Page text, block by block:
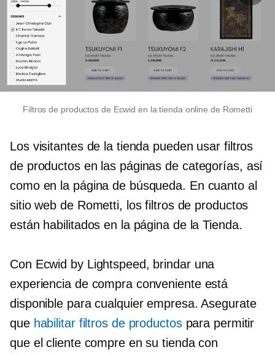
Filtros de productos de Ecwid en la tienda online de Rometti
Los visitantes de la tienda pueden usar filtros
de productos en las páginas de categorías, así
como en la página de búsqueda. En cuanto al
sitio web de Rometti, los filtros de productos
están habilitados en la página de la Tienda.
Con Ecwid by Lightspeed, brindar una
experiencia de compra conveniente está
disponible para cualquier empresa. Asegurate
que habilitar filtros de productospara permitir
que el cliente compre en su tienda con